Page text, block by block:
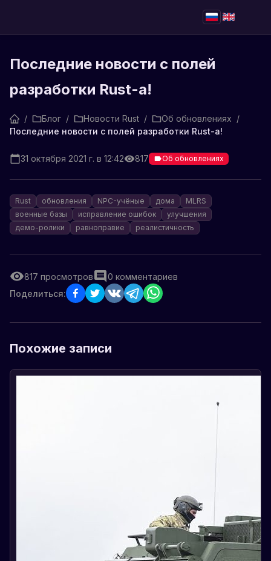
Последние новости с полей
разработки Rust-a!
/ Блог / Новости Rust / Об обновлениях /
Последние новости с полей разработки Rust-a!
31 октября 2021 г. в 12:42 817 Об обновлениях
Rust обновления NPC-учёные дома
MLRS
военные базы
исправление ошибок
улучшения
демо-ролики
равноправие реалистичность
817 просмотров 0 комментариев
Поделиться:
Похожие записи